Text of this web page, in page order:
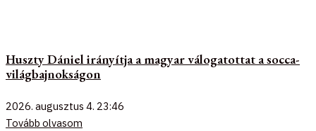
Huszty Dániel irányítja a magyar válogatottat a socca-
világbajnokságon
2026. augusztus 4. 23:46
Tovább olvasom